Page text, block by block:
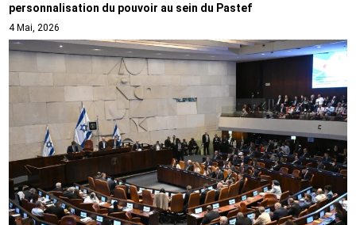
personnalisation du pouvoir au sein du Pastef
4 Mai, 2026